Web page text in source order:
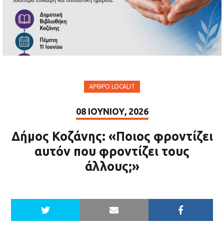
ΆΡΘΡΟ LOCALIT
08 ΙΟΥΝΊΟΥ, 2026
Δήμος Κοζάνης: «Ποιος φροντίζει
αυτόν που φροντίζει τους
άλλους;»